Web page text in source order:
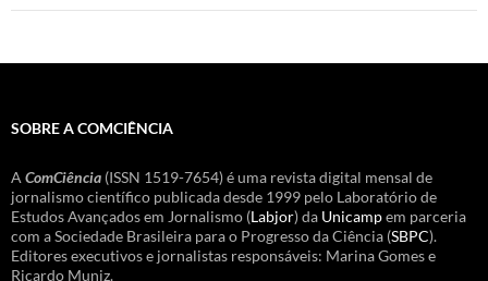
SOBRE A COMCIÊNCIA
A ComCiência (ISSN 1519-7654) é uma revista digital mensal de
jornalismo científico publicada desde 1999 pelo Laboratório de
Estudos Avançados em Jornalismo (Labjor) da Unicampem parceria
com a Sociedade Brasileira para o Progresso da Ciência (SBPC).
Editores executivos e jornalistas responsáveis: Marina Gomes e
Ricardo Muniz.